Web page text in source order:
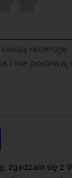
zgadzam się z